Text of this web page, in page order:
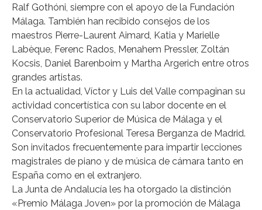
Ralf Gothóni, siempre con el apoyo de la Fundación
Málaga. También han recibido consejos de los
maestros Pierre-Laurent Aimard, Katia y Marielle
Labèque, Ferenc Rados, Menahem Pressler, Zoltán
Kocsis, Daniel Barenboim y Martha Argerich entre otros
grandes artistas.
En la actualidad, Víctor y Luis del Valle compaginan su
actividad concertística con su labor docente en el
Conservatorio Superior de Música de Málaga y el
Conservatorio Profesional Teresa Berganza de Madrid.
Son invitados frecuentemente para impartir lecciones
magistrales de piano y de música de cámara tanto en
España como en el extranjero.
La Junta de Andalucía les ha otorgado la distinción
«Premio Málaga Joven» por la promoción de Málaga